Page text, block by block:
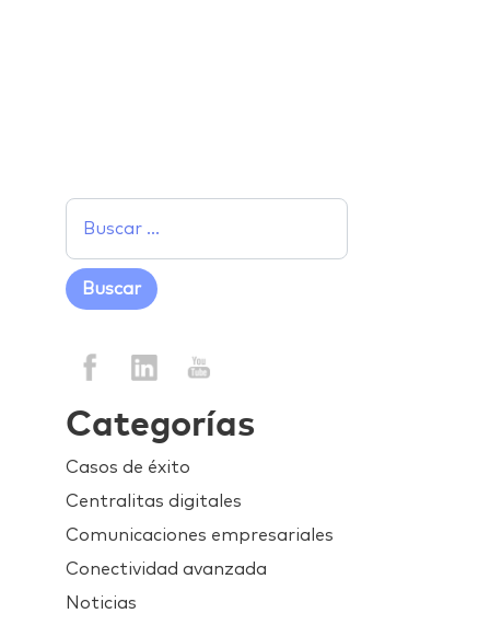
Categorías
Casos de éxito
Centralitas digitales
Comunicaciones empresariales
Conectividad avanzada
Noticias